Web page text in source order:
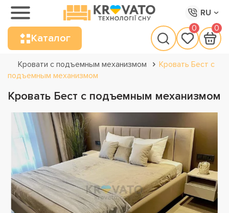
RU
Каталог
0 0
Кровати с подъемным механизмом
Кровать Бест с
подъемным механизмом
Кровать Бест с подъемным механизмом